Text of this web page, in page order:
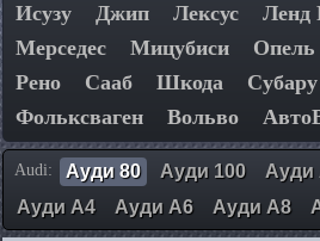
Исузу
Джип Лексус Ленд
Мерседес
Мицубиси Опель
Рено
Сааб Шкода Субару
Фольксваген
Вольво
Audi: Ауди 80 Ауди 100 Ауди
Ауди А4
Ауди А6 Ауди А8